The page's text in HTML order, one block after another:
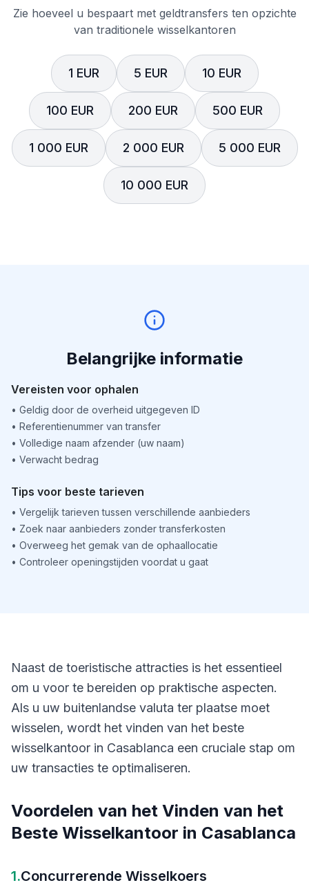
Zie hoeveel u bespaart met geldtransfers ten opzichte
van traditionele wisselkantoren
1 EUR 5 EUR 10 EUR
100 EUR 200 EUR 500 EUR
1 000 EUR 2 000 EUR 5 000 EUR
10 000 EUR
Belangrijke informatie
Vereisten voor ophalen
• Geldig door de overheid uitgegeven ID
• Referentienummer van transfer
• Volledige naam afzender (uw naam)
• Verwacht bedrag
Tips voor beste tarieven
• Vergelijk tarieven tussen verschillende aanbieders
• Zoek naar aanbieders zonder transferkosten
• Overweeg het gemak van de ophaallocatie
• Controleer openingstijden voordat u gaat
Naast de toeristische attracties is het essentieel
om u voor te bereiden op praktische aspecten.
Als u uw buitenlandse valuta ter plaatse moet
wisselen, wordt het vinden van het beste
wisselkantoor in Casablanca een cruciale stap om
uw transacties te optimaliseren.
Voordelen van het Vinden van het
Beste Wisselkantoor in Casablanca
1.Concurrerende Wisselkoers